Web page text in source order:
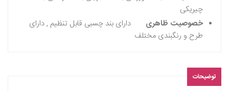
چیریکی
خصوصیت ظاهری
دارای بند چسبی قابل تنظیم , دارای
طرح و رنگبندی مختلف
توضیحات